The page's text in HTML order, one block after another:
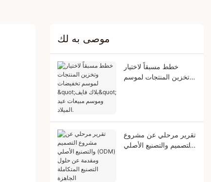
موصى به لك
خطط مسبقاً لاختيار
وتخزين المنتجات لموسم
تقرير مرحلي عن مشروع
التصميم والتصنيع الأصلي